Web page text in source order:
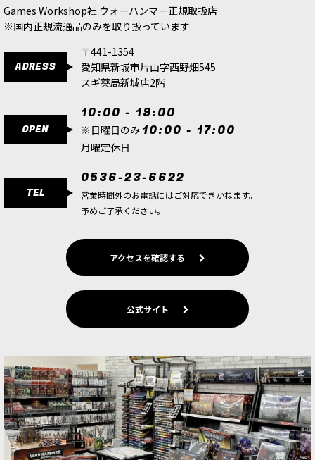
Games Workshop社 ウォーハンマー正規取扱店
※国内正規流通品のみを取り扱っています
ADRESS
〒441-1354
愛知県新城市片山字西野畑545
スギ薬局新城店2階
OPEN
10:00 - 19:00
※日曜日のみ 10:00 - 17:00
月曜定休日
TEL
0536-23-6622
営業時間外のお電話にはご対応できかねます。
予めご了承ください。
アクセスを確認する
公式サイト